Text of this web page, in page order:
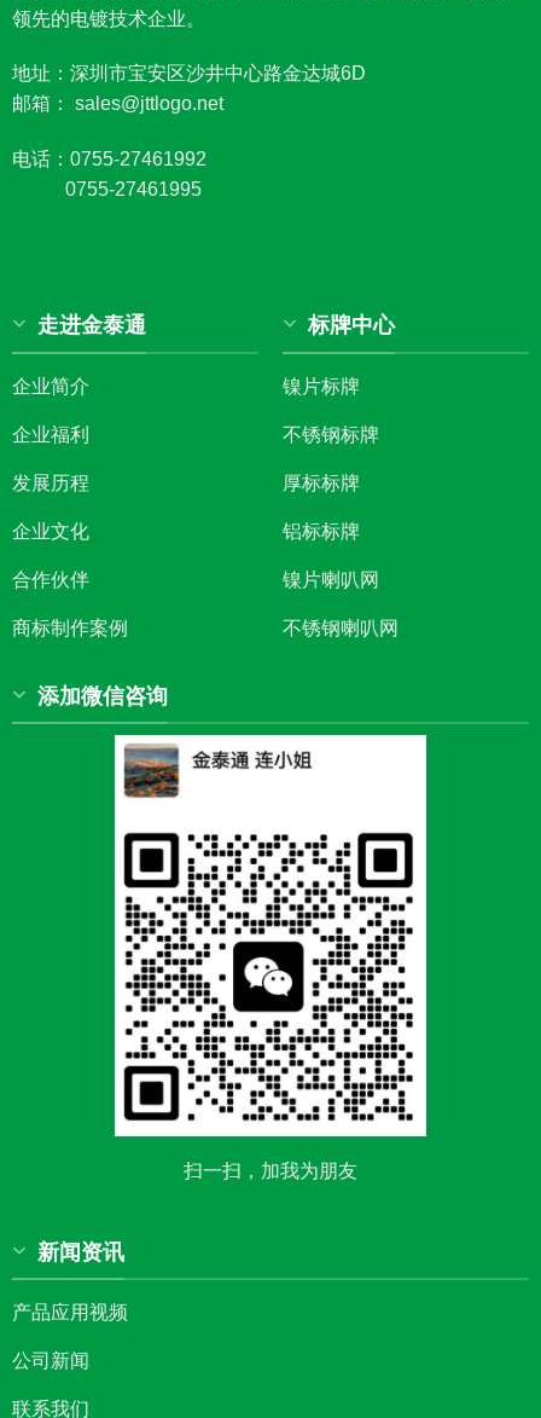
领先的电镀技术企业。
地址：深圳市宝安区沙井中心路金达城6D
邮箱： sales@jttlogo.net
电话：0755-27461992
0755-27461995
走进金泰通
企业简介
企业福利
发展历程
企业文化
合作伙伴
商标制作案例
标牌中心
镍片标牌
不锈钢标牌
厚标标牌
铝标标牌
镍片喇叭网
不锈钢喇叭网
新闻资讯
产品应用视频
公司新闻
联系我们
添加微信咨询
扫一扫，加我为朋友